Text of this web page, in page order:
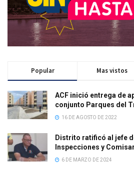
Popular Mas vistos
ACF inició entrega de
conjunto Parques del
16 DE AGOSTO DE 2022
Distrito ratificó al jefe
Inspecciones y
6 DE MARZO DE 2024